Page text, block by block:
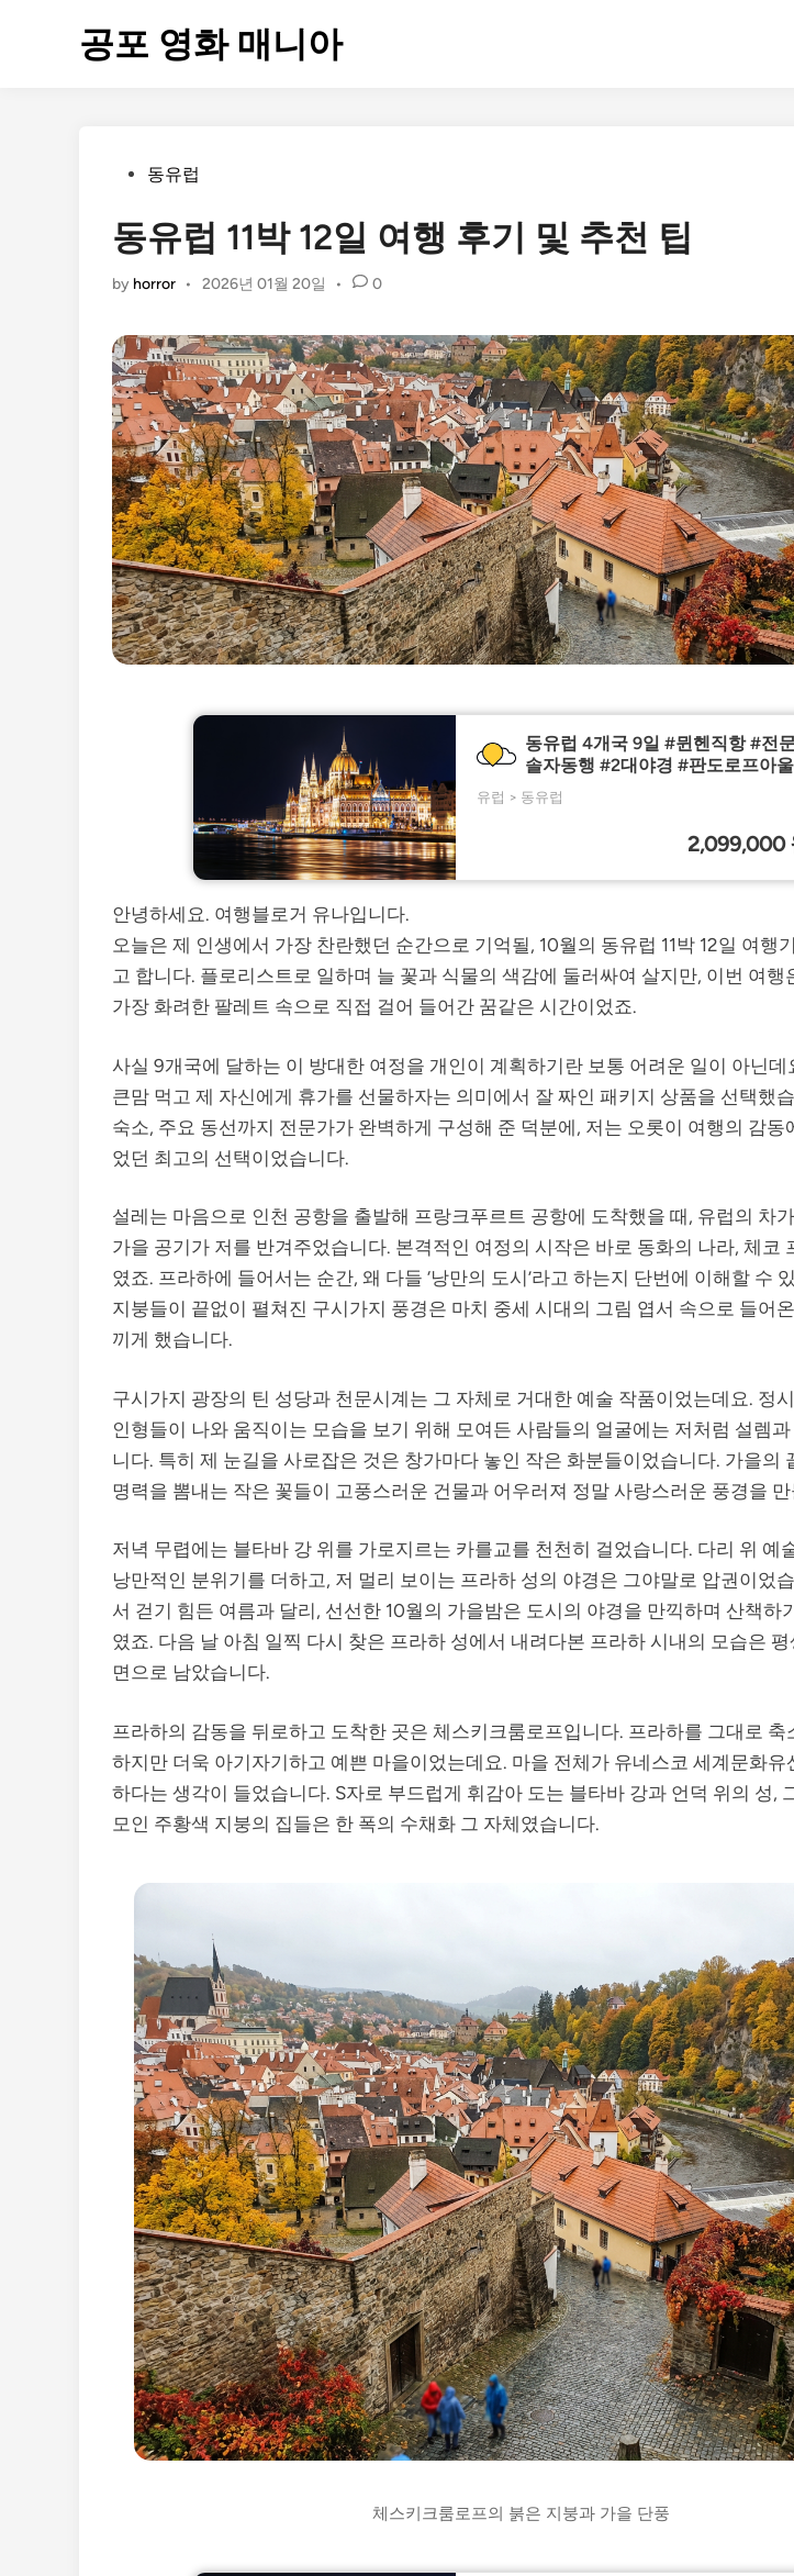
공포 영화 매니아
Posted동유럽
동유럽 11박 12일 여행 후기 및 추천 팁
by horror • 2026년 01월 20일 • 0
안녕하세요. 여행블로거 유나입니다.
오늘은 제 인생에서 가장 찬란했던 순간으로 기억될, 10월의 동유럽 11박 12일 여행
고 합니다. 플로리스트로 일하며 늘 꽃과 식물의 색감에 둘러싸여 살지만, 이번 여행
가장 화려한 팔레트 속으로 직접 걸어 들어간 꿈같은 시간이었죠.
사실 9개국에 달하는 이 방대한 여정을 개인이 계획하기란 보통 어려운 일이 아닌데
큰맘 먹고 제 자신에게 휴가를 선물하자는 의미에서 잘 짜인 패키지 상품을 선택했
숙소, 주요 동선까지 전문가가 완벽하게 구성해 준 덕분에, 저는 오롯이 여행의 감동
었던 최고의 선택이었습니다.
설레는 마음으로 인천 공항을 출발해 프랑크푸르트 공항에 도착했을 때, 유럽의 차
가을 공기가 저를 반겨주었습니다. 본격적인 여정의 시작은 바로 동화의 나라, 체코
였죠. 프라하에 들어서는 순간, 왜 다들 ‘낭만의 도시’라고 하는지 단번에 이해할 수
지붕들이 끝없이 펼쳐진 구시가지 풍경은 마치 중세 시대의 그림 엽서 속으로 들어
끼게 했습니다.
구시가지 광장의 틴 성당과 천문시계는 그 자체로 거대한 예술 작품이었는데요. 정
인형들이 나와 움직이는 모습을 보기 위해 모여든 사람들의 얼굴에는 저처럼 설렘
니다. 특히 제 눈길을 사로잡은 것은 창가마다 놓인 작은 화분들이었습니다. 가을의
명력을 뽐내는 작은 꽃들이 고풍스러운 건물과 어우러져 정말 사랑스러운 풍경을
저녁 무렵에는 블타바 강 위를 가로지르는 카를교를 천천히 걸었습니다. 다리 위 예
낭만적인 분위기를 더하고, 저 멀리 보이는 프라하 성의 야경은 그야말로 압권이었
서 걷기 힘든 여름과 달리, 선선한 10월의 가을밤은 도시의 야경을 만끽하며 산책하
였죠. 다음 날 아침 일찍 다시 찾은 프라하 성에서 내려다본 프라하 시내의 모습은
면으로 남았습니다.
프라하의 감동을 뒤로하고 도착한 곳은 체스키크룸로프입니다. 프라하를 그대로 축
하지만 더욱 아기자기하고 예쁜 마을이었는데요. 마을 전체가 유네스코 세계문화유
하다는 생각이 들었습니다. S자로 부드럽게 휘감아 도는 블타바 강과 언덕 위의 성,
모인 주황색 지붕의 집들은 한 폭의 수채화 그 자체였습니다.
체스키크룸로프의 붉은 지붕과 가을 단풍